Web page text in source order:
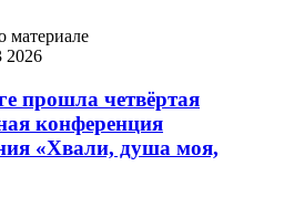
материале
2026
прошла четвёртая
конференция
«Хвали, душа моя,